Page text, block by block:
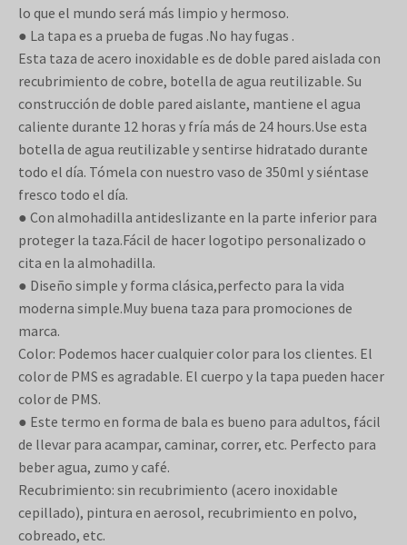
lo que el mundo será más limpio y hermoso.
● La tapa es a prueba de fugas .No hay fugas .
Esta taza de acero inoxidable es de doble pared aislada con
recubrimiento de cobre, botella de agua reutilizable. Su
construcción de doble pared aislante, mantiene el agua
caliente durante 12 horas y fría más de 24 hours.Use esta
botella de agua reutilizable y sentirse hidratado durante
todo el día. Tómela con nuestro vaso de 350ml y siéntase
fresco todo el día.
● Con almohadilla antideslizante en la parte inferior para
proteger la taza.Fácil de hacer logotipo personalizado o
cita en la almohadilla.
● Diseño simple y forma clásica,perfecto para la vida
moderna simple.Muy buena taza para promociones de
marca.
Color: Podemos hacer cualquier color para los clientes. El
color de PMS es agradable. El cuerpo y la tapa pueden hacer
color de PMS.
● Este termo en forma de bala es bueno para adultos, fácil
de llevar para acampar, caminar, correr, etc. Perfecto para
beber agua, zumo y café.
Recubrimiento: sin recubrimiento (acero inoxidable
cepillado), pintura en aerosol, recubrimiento en polvo,
cobreado, etc.